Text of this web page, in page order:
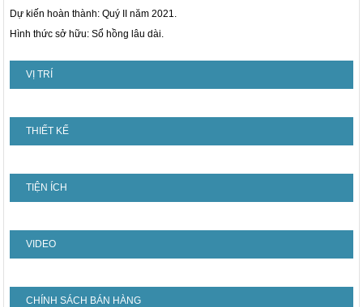
Dự kiến hoàn thành: Quý II năm 2021.
Hình thức sở hữu: Sổ hồng lâu dài.
VỊ TRÍ
THIẾT KẾ
TIỆN ÍCH
VIDEO
CHÍNH SÁCH BÁN HÀNG